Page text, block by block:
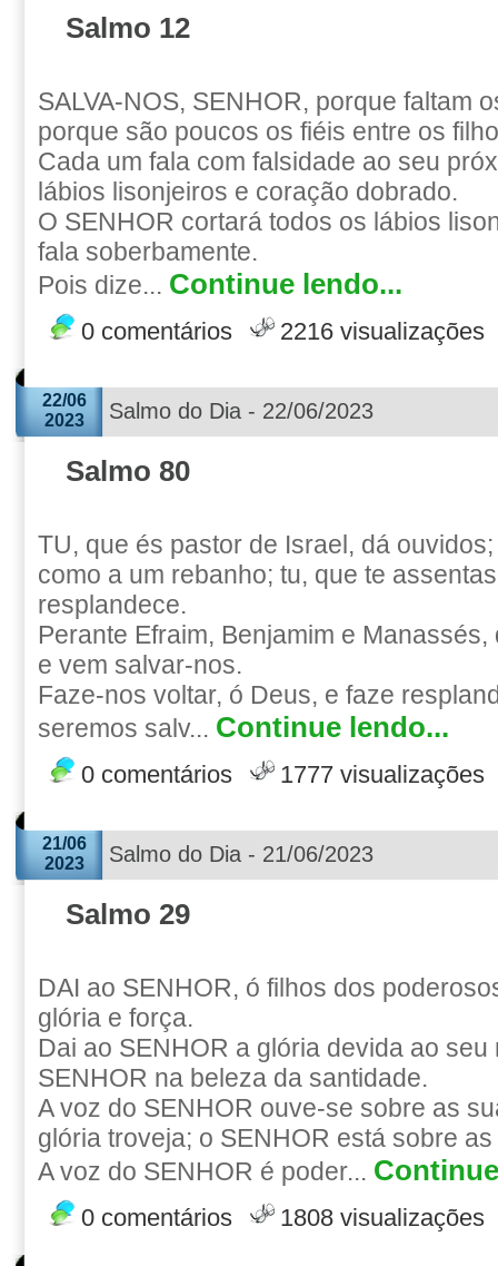
Salmo 12
SALVA-NOS, SENHOR, porque faltam
porque são poucos os fiéis entre os
Cada um fala com falsidade ao seu
lábios lisonjeiros e coração dobrado.
O SENHOR cortará todos os lábios
fala soberbamente.
Pois dize... Continue lendo...
0 comentários 2216 visualizações
22/06
2023
Salmo do Dia - 22/06/2023
Salmo 80
TU, que és pastor de Israel, dá
como a um rebanho; tu, que te
resplandece.
Perante Efraim, Benjamim e
e vem salvar-nos.
Faze-nos voltar, ó Deus, e faze
seremos salv... Continue lendo...
0 comentários 1777 visualizações
21/06
2023
Salmo do Dia - 21/06/2023
Salmo 29
DAI ao SENHOR, ó filhos dos
glória e força.
Dai ao SENHOR a glória devida ao seu
SENHOR na beleza da santidade.
A voz do SENHOR ouve-se sobre as
glória troveja; o SENHOR está sobre
A voz do SENHOR é poder...
0 comentários 1808 visualizações